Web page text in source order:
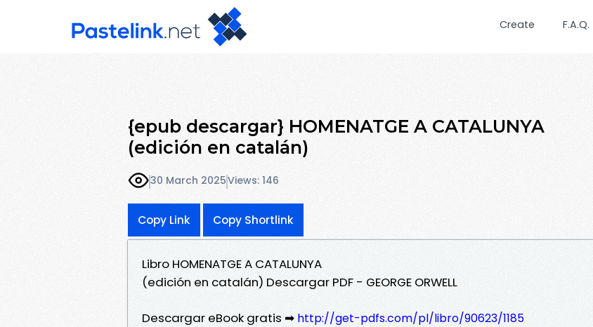
Create F.A.Q.
{epub descargar} HOMENATGE A CATALUNYA
(edición en catalán)
30 March 2025Views: 146
Copy Link Copy Shortlink
Libro HOMENATGE A CATALUNYA
(edición en catalán) Descargar PDF - GEORGE ORWELL
Descargar eBook gratis ➡ http://get-pdfs.com/pl/libro/90623/1185